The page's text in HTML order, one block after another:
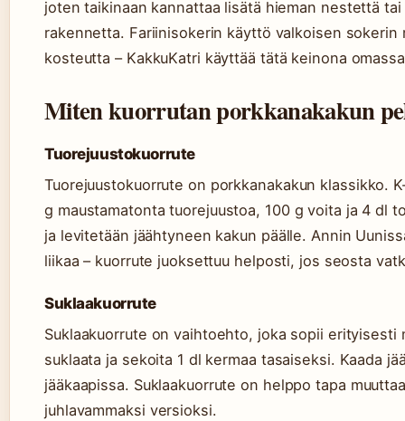
joten taikinaan kannattaa lisätä hieman nestettä
rakennetta. Fariinisokerin käyttö valkoisen sokerin
kosteutta – KakkuKatri käyttää tätä keinona
Miten kuorrutan porkkanakakun
Tuorejuustokuorrute
Tuorejuustokuorrute on porkkanakakun klassikko.
g maustamatonta tuorejuustoa, 100 g voita ja 4 dl
ja levitetään jäähtyneen kakun päälle. Annin
liikaa – kuorrute juoksettuu helposti, jos seosta
Suklaakuorrute
Suklaakuorrute on vaihtoehto, joka sopii erityisesti
suklaata ja sekoita 1 dl kermaa tasaiseksi. Kaada
jääkaapissa. Suklaakuorrute on helppo tapa
juhlavammaksi versioksi.